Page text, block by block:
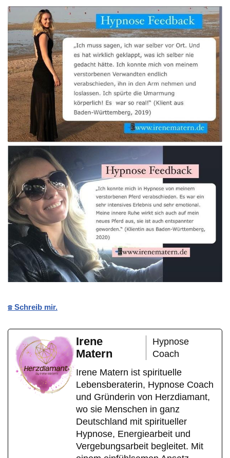
☎️ Schreib mir.
Irene
Matern
Hypnose
Coach
Irene Matern ist spirituelle
Lebensberaterin, Hypnose Coach
und Gründerin von Herzdiamant,
wo sie Menschen in ganz
Deutschland mit spiritueller
Hypnose, Energiearbeit und
Vergebungsarbeit begleitet. Mit